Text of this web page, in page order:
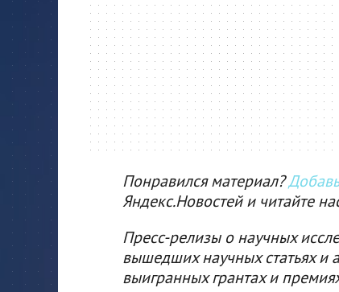
Понравился материал?
Яндекс.Новостей и читайте
Пресс-релизы о научных
вышедших научных статьях
выигранных грантах и